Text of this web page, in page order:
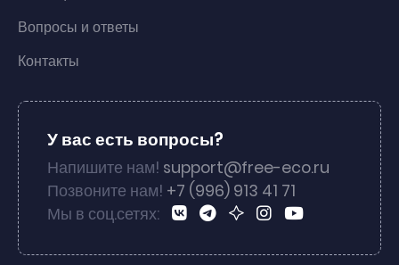
Вопросы и ответы
Контакты
У вас есть вопросы?
Напишите нам! support@free-eco.ru
Позвоните нам! +7 (996) 913 41 71
Мы в соц.сетях: